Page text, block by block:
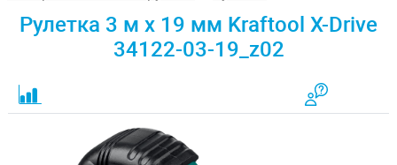
Рулетка 3 м x 19 мм Kraftool X-Drive
34122-03-19_z02